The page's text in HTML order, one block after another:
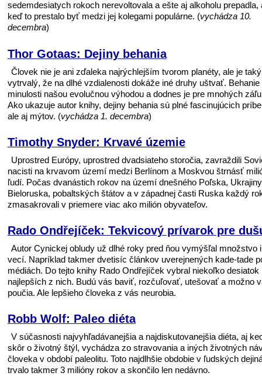
sedemdesiatych ro­koch nerevoltovala a ešte aj alkoholu prepadla,
keď to prestalo byť medzi jej kolegami populárne. (vychádza 10.
decembra)
Thor Gotaas: Dejiny behania
Človek nie je ani zďaleka najrýchlejším tvorom planéty, ale je taký
vytrvalý, že na dlhé vzdialenosti dokáže iné druhy uštvať. Behanie
minulosti našou evolučnou výhodou a dodnes je pre mnohých
Ako ukazuje autor knihy, dejiny behania sú plné fascinujúcich
ale aj mýtov. (vychádza 1. decembra)
Timothy Snyder: Krvavé územie
Uprostred Európy, uprostred dvadsiateho storočia, zavraždili
nacisti na krvavom území medzi Berlínom a Moskvou štrnásť
ľudí. Počas dvanástich rokov na území dnešného Poľska,
Bieloruska, pobaltských štátov a v západnej časti Ruska každý
zmasakrovali v priemere viac ako milión obyvateľov.
Rado Ondřejíček: Tekvicový prívarok pre
Autor Cynickej obludy už dlhé roky pred ňou vymýšľal množstvo
vecí. Napríklad takmer dvetisíc článkov uverejnených kade-tade
médiách. Do tejto knihy Rado Ondřejíček vybral niekoľko desiatok
najlepších z nich. Budú vás baviť, rozčuľovať, utešovať a možno
poučia. Ale lepšieho človeka z vás neurobia.
Robb Wolf: Paleo diéta
V súčasnosti najvyhľadávanejšia a najdiskutovanejšia diéta, aj
skôr o životný štýl, vychádza zo stravovania a iných životných
človeka v období paleolitu. Toto najdlhšie obdobie v ľudských
trvalo takmer 3 milióny rokov a skončilo len nedávno.